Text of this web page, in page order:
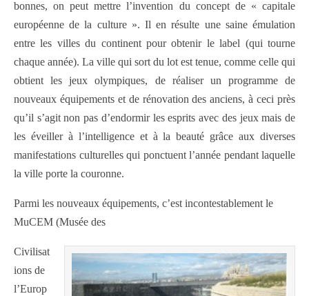
bonnes, on peut mettre l’invention du concept de « capitale
européenne de la culture ». Il en résulte une saine émulation
entre les villes du continent pour obtenir le label (qui tourne
chaque année). La ville qui sort du lot est tenue, comme celle qui
obtient les jeux olympiques, de réaliser un programme de
nouveaux équipements et de rénovation des anciens, à ceci près
qu’il s’agit non pas d’endormir les esprits avec des jeux mais de
les éveiller à l’intelligence et à la beauté grâce aux diverses
manifestations culturelles qui ponctuent l’année pendant laquelle
la ville porte la couronne.
Parmi les nouveaux équipements, c’est incontestablement le
MuCEM (Musée des
Civilisat
ions de
l’Europ